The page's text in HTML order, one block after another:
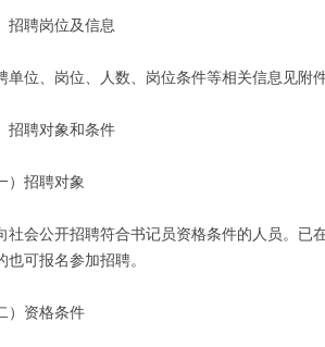
招聘岗位及信息
单位、岗位、人数、岗位条件等相关信息见附件
招聘对象和条件
）招聘对象
社会公开招聘符合书记员资格条件的人员。已
也可报名参加招聘。
）资格条件